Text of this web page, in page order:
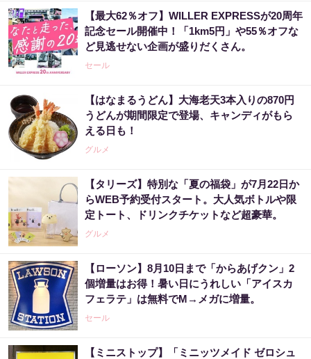
【最大62％オフ】WILLER EXPRESSが20周年
記念セール開催中！「1km5円」や55％オフな
ど見逃せない企画が盛りだくさん。
セール
【はなまるうどん】大海老天3本入りの870円
うどんが期間限定で登場、キャンディがもら
える日も！
グルメ
【タリーズ】特別な「夏の福袋」が7月22日か
らWEB予約受付スタート。大人気ボトルや限
定トート、ドリンクチケットなど超豪華。
グルメ
【ローソン】8月10日まで「からあげクン」2
個増量はお得！暑い日にうれしい「アイスカ
フェラテ」は無料でM→メガに増量。
セール
【ミニストップ】「ミニッツメイド ゼロシュ